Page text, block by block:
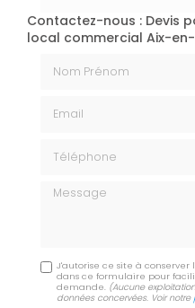
Contactez-nous : Devis
local commercial Aix-
Message
J'autorise ce site à
dans ce formulaire pour
demande. (Aucune
données concervées. Voir notre